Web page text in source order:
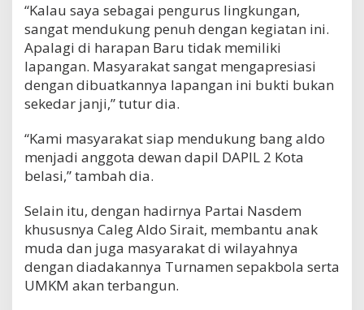
“Kalau saya sebagai pengurus lingkungan,
sangat mendukung penuh dengan kegiatan ini.
Apalagi di harapan Baru tidak memiliki
lapangan. Masyarakat sangat mengapresiasi
dengan dibuatkannya lapangan ini bukti bukan
sekedar janji,” tutur dia.
“Kami masyarakat siap mendukung bang aldo
menjadi anggota dewan dapil DAPIL 2 Kota
belasi,” tambah dia.
Selain itu, dengan hadirnya Partai Nasdem
khususnya Caleg Aldo Sirait, membantu anak
muda dan juga masyarakat di wilayahnya
dengan diadakannya Turnamen sepakbola serta
UMKM akan terbangun.